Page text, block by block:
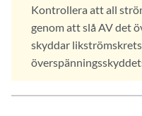
Kontrollera att all
genom att slå AV det
skyddar